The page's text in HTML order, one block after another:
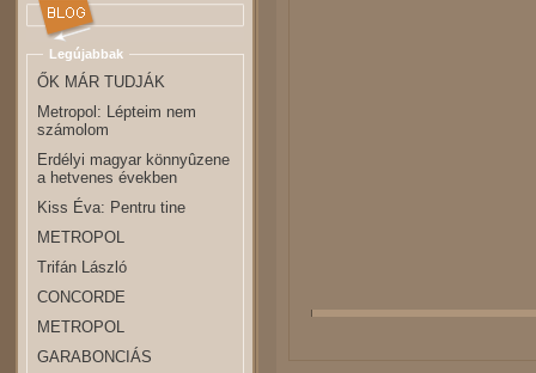
Legújabbak
ŐK MÁR TUDJÁK
Metropol: Lépteim nem
számolom
Erdélyi magyar könnyûzene
a hetvenes években
Kiss Éva: Pentru tine
METROPOL
Trifán László
CONCORDE
METROPOL
GARABONCIÁS